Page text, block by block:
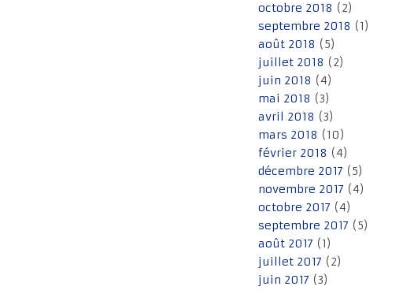
octobre 2018 (2)
septembre 2018 (1)
août 2018 (5)
juillet 2018 (2)
juin 2018 (4)
mai 2018 (3)
avril 2018 (3)
mars 2018 (10)
février 2018 (4)
décembre 2017 (5)
novembre 2017 (4)
octobre 2017 (4)
septembre 2017 (5)
août 2017 (1)
juillet 2017 (2)
juin 2017 (3)